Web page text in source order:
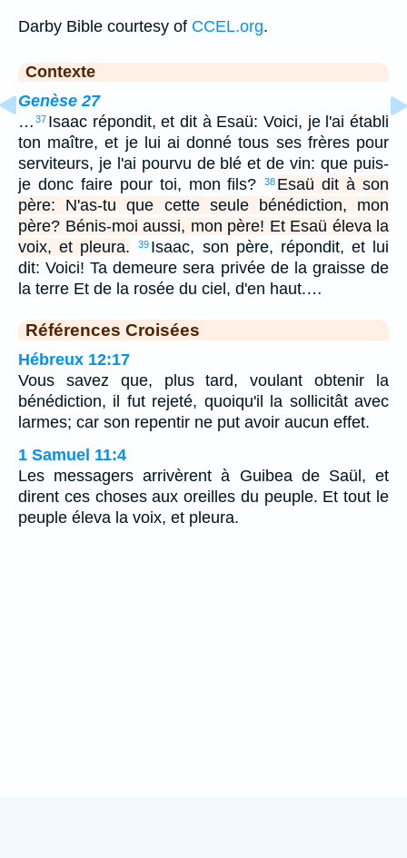
Darby Bible courtesy of CCEL.org.
Contexte
Genèse 27
… 37 Isaac répondit, et dit à Esaü: Voici, je l'ai établi
ton maître, et je lui ai donné tous ses frères pour
serviteurs, je l'ai pourvu de blé et de vin: que puis-
je donc faire pour toi, mon fils?
38 Esaü dit à son
père: N'as-tu que cette seule bénédiction, mon
père? Bénis-moi aussi, mon père! Et Esaü éleva la
voix, et pleura.
39 Isaac, son père, répondit, et lui
dit: Voici! Ta demeure sera privée de la graisse de
la terre Et de la rosée du ciel, d'en haut.…
Références Croisées
Hébreux 12:17
Vous savez que, plus tard, voulant obtenir la
bénédiction, il fut rejeté, quoiqu'il la sollicitât avec
larmes; car son repentir ne put avoir aucun effet.
1 Samuel 11:4
Les messagers arrivèrent à Guibea de Saül, et
dirent ces choses aux oreilles du peuple. Et tout le
peuple éleva la voix, et pleura.